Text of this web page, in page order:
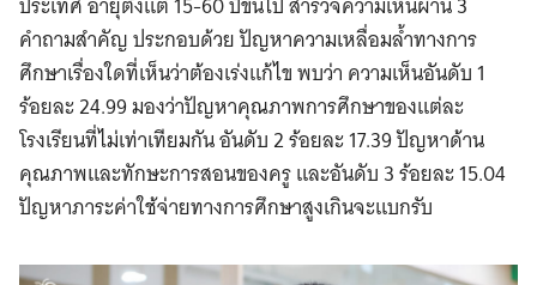
คำถามสำคัญ ประกอบด้วย ปัญหาความเหลื่อมล้ำทางการ
ศึกษาเรื่องใดที่เห็นว่าต้องเร่งแก้ไข พบว่า ความเห็นอันดับ 1
ร้อยละ 24.99 มองว่าปัญหาคุณภาพการศึกษาของแต่ละ
โรงเรียนที่ไม่เท่าเทียมกัน อันดับ 2 ร้อยละ 17.39 ปัญหาด้าน
คุณภาพและทักษะการสอนของครู และอันดับ 3 ร้อยละ 15.04
ปัญหาภาระค่าใช้จ่ายทางการศึกษาสูงเกินจะแบกรับ